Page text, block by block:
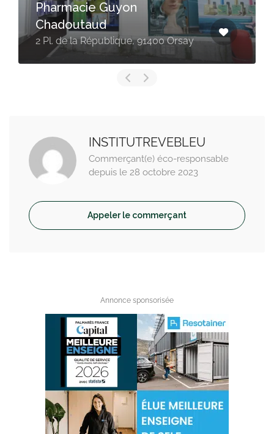
Pharmacie Guyon
Chadoutaud
2 Pl. de la République, 91400 Orsay
INSTITUTREVEBLEU
Commerçant(e) éco-responsable
depuis le 28 octobre 2023
Appeler le commerçant
Annonce sponsorisée